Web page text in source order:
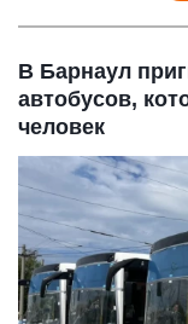
В Барнаул
автобусов,
человек